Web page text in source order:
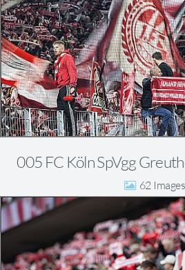
005 FC Köln SpVgg
62